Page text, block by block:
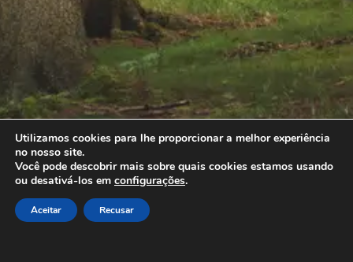
Utilizamos cookies para lhe proporcionar a melhor experiência
no nosso site.
Você pode descobrir mais sobre quais cookies estamos usando
ou desativá-los em configurações.
Aceitar Recusar